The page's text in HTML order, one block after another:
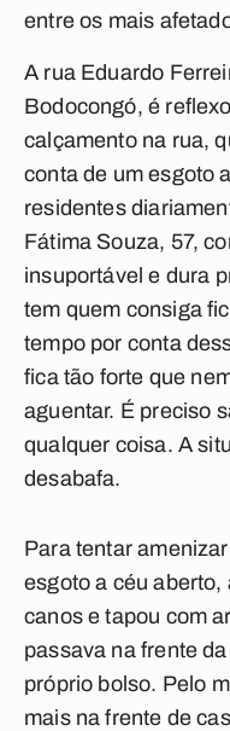
entre os mais
A rua Eduardo
Bodocongó, é
calçamento na rua,
conta de um esgoto
residentes
Fátima Souza, 57,
insuportável e dura
tem quem consiga
tempo por conta
fica tão forte que
aguentar. É preciso
qualquer coisa. A
desabafa.
Para tentar
esgoto a céu aberto,
canos e tapou com
passava na frente
próprio bolso. Pelo
mais na frente de